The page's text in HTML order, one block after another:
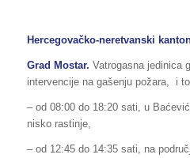
Hercegovačko-neretvanski
Grad Mostar. Vatrogasna jedinica
intervencije na gašenju požara, i
– od 08:00 do 18:20 sati, u
nisko rastinje,
– od 12:45 do 14:35 sati, na